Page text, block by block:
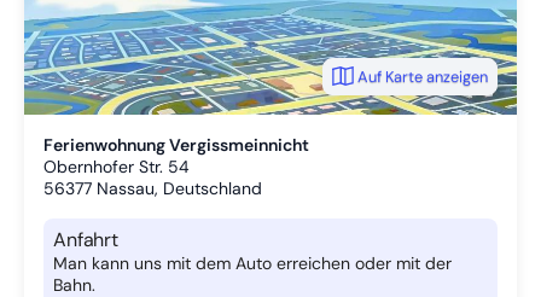
Ferienwohnung Vergissmeinnicht
Obernhofer Str. 54
56377 Nassau, Deutschland
Anfahrt
Man kann uns mit dem Auto erreichen oder mit der
Bahn.
Auf Karte anzeigen